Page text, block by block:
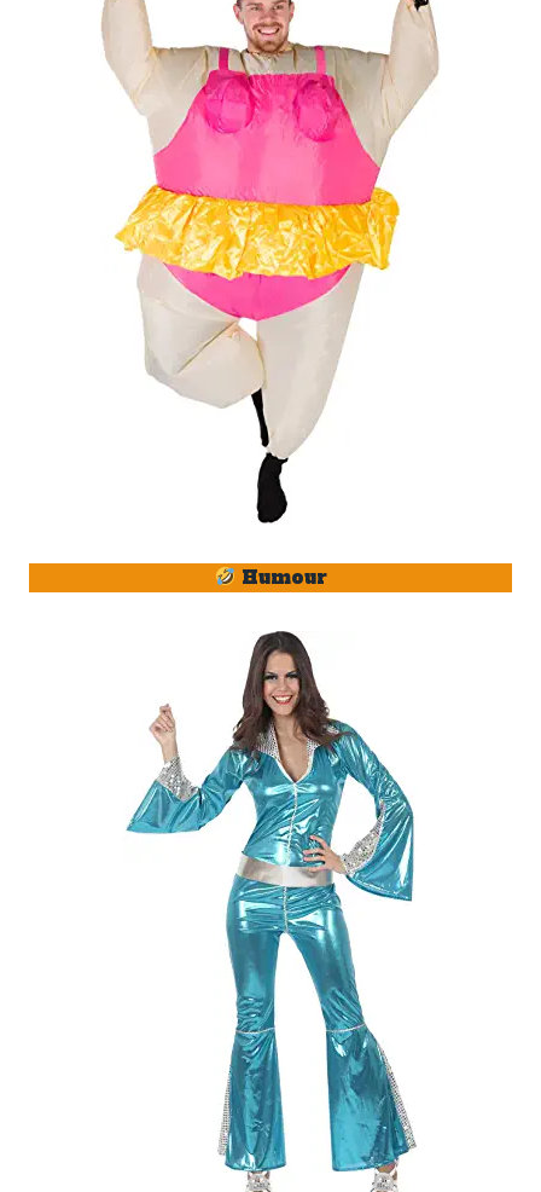
Humour